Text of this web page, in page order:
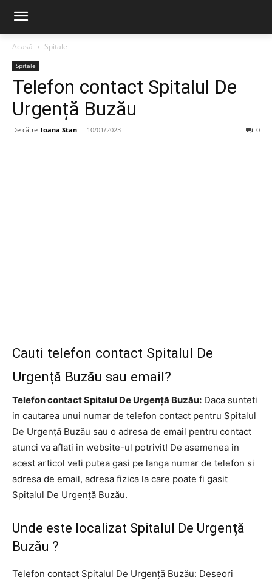
Acasă Spitale
Spitale
Telefon contact Spitalul De
Urgență Buzău
De către Ioana Stan - 10/01/2023 0
Cauti telefon contact Spitalul De
Urgență Buzău sau email?
Telefon contact Spitalul De Urgență Buzău: Daca sunteti
in cautarea unui numar de telefon contact pentru Spitalul
De Urgență Buzău sau o adresa de email pentru contact
atunci va aflati in website-ul potrivit! De asemenea in
acest articol veti putea gasi pe langa numar de telefon si
adresa de email, adresa fizica la care poate fi gasit
Spitalul De Urgență Buzău.
Unde este localizat Spitalul De Urgență
Buzău ?
Telefon contact Spitalul De Urgență Buzău: Deseori